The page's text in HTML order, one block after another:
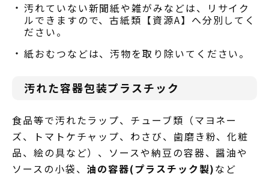
汚れていない新聞紙や雑がみなどは、リサイク
ルできますので、古紙類【資源A】へ分別してく
ださい。
紙おむつなどは、汚物を取り除いてください。
汚れた容器包装プラスチック
食品等で汚れたラップ、チューブ類（マヨネー
ズ、トマトケチャップ、わさび、歯磨き粉、化粧
品、絵の具など）、ソースや納豆の容器、醤油や
ソースの小袋、 油の容器(プラスチック製)など